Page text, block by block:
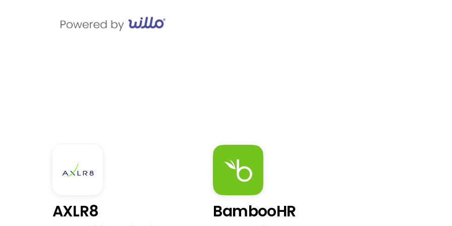
AXLR8 BambooHR